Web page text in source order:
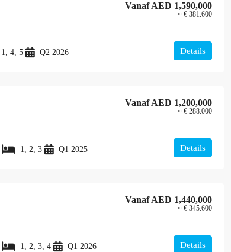
VanafAED 1,590,000
≈ € 381.600
1, 4, 5 Q2 2026 Details
VanafAED 1,200,000
≈ € 288.000
1, 2, 3 Q1 2025 Details
VanafAED 1,440,000
≈ € 345.600
1, 2, 3, 4 Q1 2026 Details